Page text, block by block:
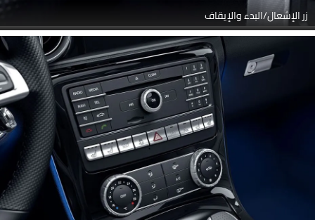
زر الإشعال/البدء والإيقاف